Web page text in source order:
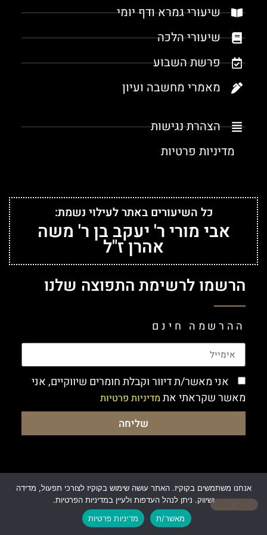
שיעורי גמרא ודף יומי
שיעורי הלכה
פרשת השבוע
מאמרי מחשבה ועיון
הצהרת נגישות
מדיניות פרטיות
כל השיעורים באתר לעילוי נשמת:
אבי מורי ר' יעקב בן ר' משה
אהרן ז"ל
הרשמו לרשימת התפוצה שלנו
ההרשמה חינם
אני מאשר/ת דיוור וקבלת חומרים שיווקיים, אני
מאשר שקראתי את מדיניות פרטיות
שליחה
Made by:kobish.com
אנחנו משתמשים בקוקיז. האתר עושה שימוש בקוקיז לצורכי תפעול, מדידה
ושיווק. ניתן לנהל העדפות ולעיין במדיניות הפרטיות.
מאשר/ת
מדיניות פרטיות